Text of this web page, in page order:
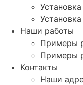
Наши работы
Примеры
Примеры
Контакты
Наши